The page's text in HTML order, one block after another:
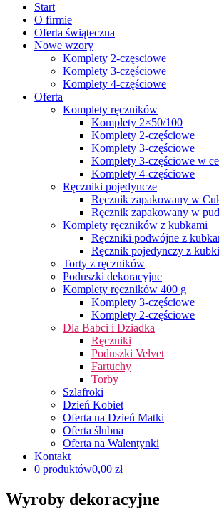
Start
O firmie
Oferta świąteczna
Nowe wzory
Komplety 2-częsciowe
Komplety 3-częściowe
Komplety 4-częściowe
Oferta
Komplety ręczników
Komplety 2×50/100
Komplety 2-częściowe
Komplety 3-częściowe
Komplety 3-częściowe w
Komplety 4-częściowe
Ręczniki pojedyncze
Ręcznik zapakowany w
Ręcznik zapakowany w
Komplety ręczników z kubkami
Ręczniki podwójne z
Ręcznik pojedynczy z
Torty z ręczników
Poduszki dekoracyjne
Komplety ręczników 400 g
Komplety 3-częściowe
Komplety 2-częściowe
Dla Babci i Dziadka
Ręczniki
Poduszki Velvet
Fartuchy
Torby
Szlafroki
Dzień Kobiet
Oferta na Dzień Matki
Oferta ślubna
Oferta na Walentynki
Kontakt
0 produktów0,00 zł
Wyroby dekoracyjne